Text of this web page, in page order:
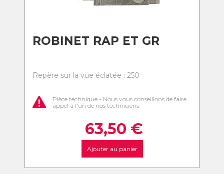
ROBINET RAP ET GR
Repère sur la vue éclatée : 250
Pièce technique - Nous vous conseillons de faire
appel à l'un de nos techniciens
63,50 €
Ajouter au panier